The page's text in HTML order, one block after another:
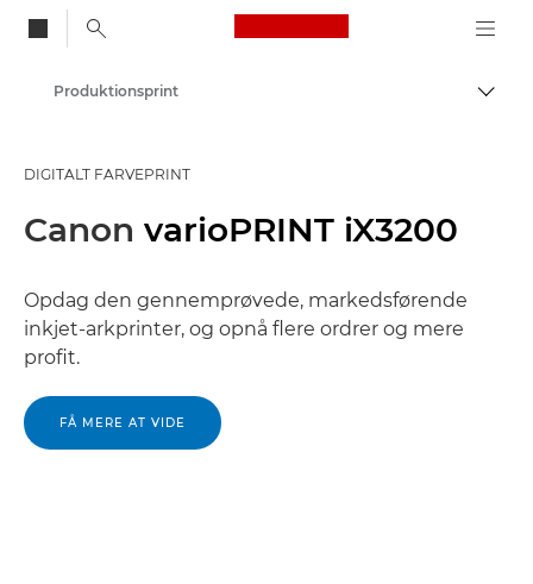
Canon Logo, back
Skift
Løsninger og services
Erhvervsprodukter
Produktionsprint
DIGITALT FARVEPRINT
Canon varioPRINT iX3200
Opdag den gennemprøvede, markedsførende
inkjet-arkprinter, og opnå flere ordrer og mere
profit.
FÅ MERE AT VIDE